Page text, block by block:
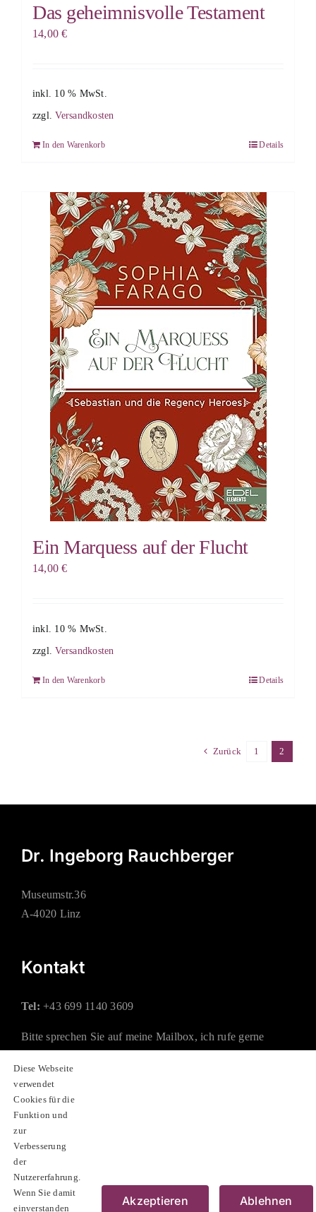
Das geheimnisvolle Testament
14,00€
inkl. 10 % MwSt.
zzgl.Versandkosten
In den Warenkorb Details
Ein Marquess auf der Flucht
14,00€
inkl. 10 % MwSt.
zzgl.Versandkosten
In den Warenkorb Details
Zurück 1 2
Dr. Ingeborg Rauchberger
Museumstr.36
A-4020 Linz
Kontakt
Tel: +43 699 1140 3609
Bitte sprechen Sie auf meine Mailbox, ich rufe gerne
Mail: office@rauchberger.at
Soziale Netzwerke
Diese Webseite
verwendet
Cookies für die
Funktion und
zur
Verbesserung
der
Nutzererfahrung.
Wenn Sie damit
einverstanden
Akzeptieren Ablehnen